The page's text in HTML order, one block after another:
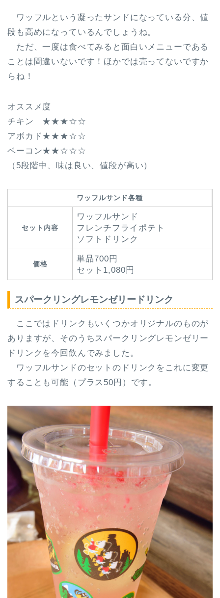
ワッフルという凝ったサンドになっている分、値
段も高めになっているんでしょうね。
ただ、一度は食べてみると面白いメニューである
ことは間違いないです！ほかでは売ってないですか
らね！
オススメ度
チキン ★★★☆☆
アボカド★★★☆☆
ベーコン★★☆☆☆
（5段階中、味は良い、値段が高い）
ワッフルサンド各種
セット内容
ワッフルサンド
フレンチフライポテト
ソフトドリンク
価格
単品700円
セット1,080円
スパークリングレモンゼリードリンク
ここではドリンクもいくつかオリジナルのものが
ありますが、そのうちスパークリングレモンゼリー
ドリンクを今回飲んでみました。
ワッフルサンドのセットのドリンクをこれに変更
することも可能（プラス50円）です。